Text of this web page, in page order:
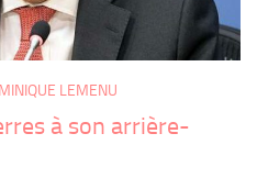
LEMENU
à son arrière-